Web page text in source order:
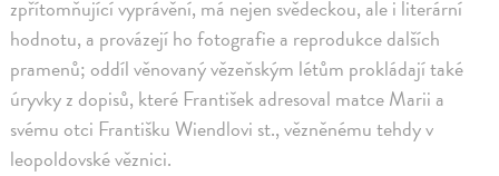
zpřítomňující vyprávění, má nejen svědeckou, ale i literární
hodnotu, a provázejí ho fotografie a reprodukce dalších
pramenů; oddíl věnovaný vězeňským létům prokládají také
úryvky z dopisů, které František adresoval matce Marii a
svému otci Františku Wiendlovi st., vězněnému tehdy v
leopoldovské věznici.